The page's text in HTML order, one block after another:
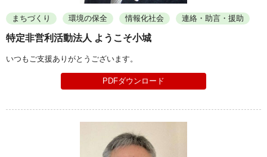
まちづくり 環境の保全 情報化社会 連絡・助言・援助
特定非営利活動法人 ようこそ小城
いつもご支援ありがとうございます。
PDFダウンロード